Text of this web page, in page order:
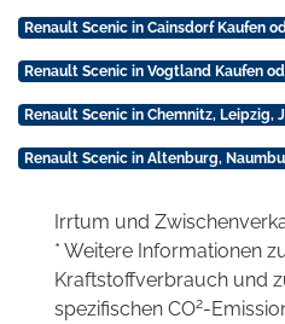
Renault Scenic in Cainsdorf Kaufen
Renault Scenic in Vogtland Kaufen
Renault Scenic in Chemnitz, Leipzig,
Renault Scenic in Altenburg,
Irrtum und
* Weitere Informationen
Kraftstoffverbrauch und
spezifischen CO2-